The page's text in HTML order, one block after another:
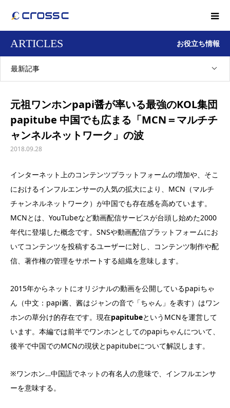
ARTICLES お役立ち情報
最新記事
元祖ワンホンpapi醤が率いる最強のKOL集団
papitube 中国でも広まる「MCN＝マルチチ
ャンネルネットワーク」の波
2018.09.28
インターネット上のコンテンツプラットフォームの増加や、そこ
におけるインフルエンサーの人気の拡大により、MCN（マルチ
チャンネルネットワーク）が中国でも存在感を高めています。
MCNとは、YouTubeなど動画配信サービスが台頭し始めた2000
年代に登場した概念です。SNSや動画配信プラットフォームにお
いてコンテンツを投稿するユーザーに対し、コンテンツ制作や配
信、著作権の管理をサポートする組織を意味します。
2015年からネットにオリジナルの動画を公開しているpapiちゃ
ん（中文：papi酱、酱はジャンの音で「ちゃん」を表す）はワン
ホンの草分け的存在です。現在papitubeというMCNを運営して
います。本編では前半でワンホンとしてのpapiちゃんについて、
後半で中国でのMCNの現状とpapitubeについて解説します。
※ワンホン…中国語でネットの有名人の意味で、インフルエンサ
ーを意味する。